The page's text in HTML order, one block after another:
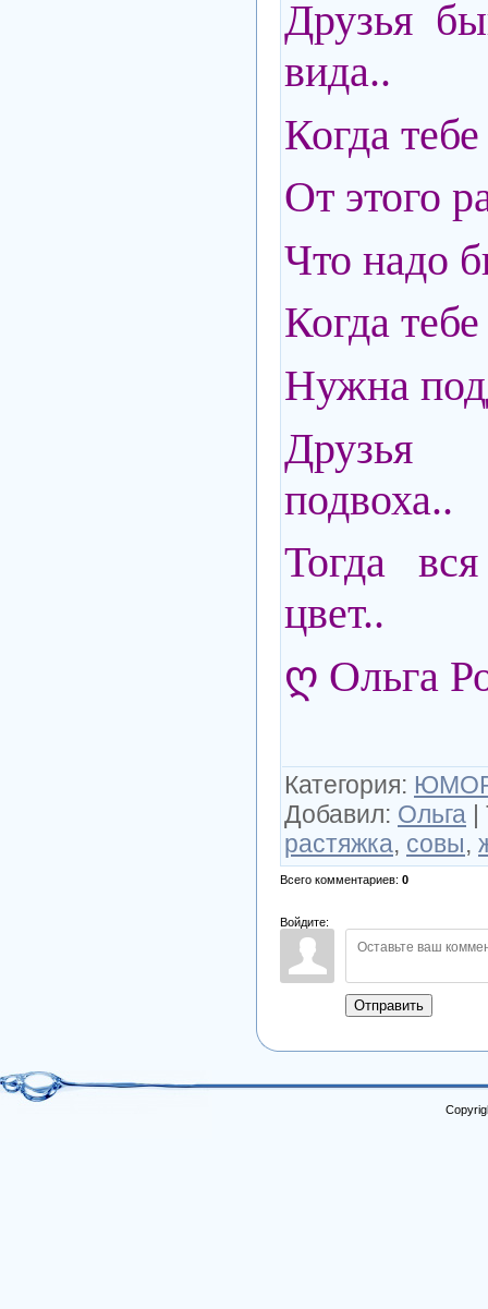
Друзья
вида..
Когда
От этого
Что надо
Когда
Нужна
Друзья
подвоха..
Тогда
цвет..
ღ Ольга
Категория:
Добавил: Ольга |
растяжка, совы,
Всего комментариев: 0
Войдите:
Отправить